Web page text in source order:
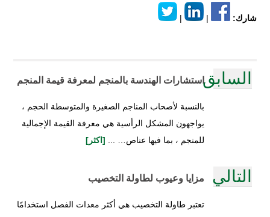
شارك: |
|
السابقاستشارات الهندسة بالمنجم لمعرفة قيمة المنجم
بالنسبة لأصحاب المناجم الصغيرة والمتوسطة الحجم ،
يواجهون المشكل الرأسية هي معرفة القيمة الإجمالية
للمنجم ، بما فيها عناص… ...
[اكثر]
التالي مزايا وعيوب لطاولة التخصيب
تعتبر طاولة التخصيب هي أكثر معدات الفصل استخدامًا